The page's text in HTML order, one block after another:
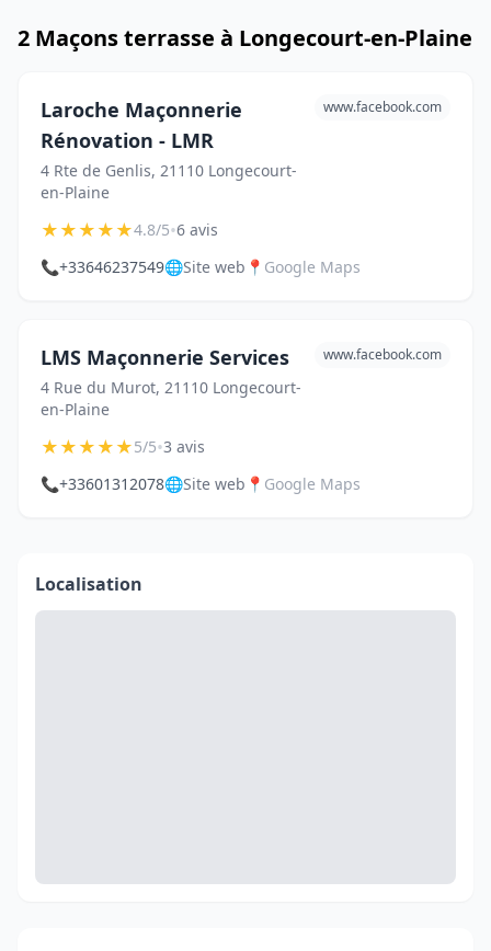
2 Maçons terrasse à Longecourt-en-Plaine
Laroche Maçonnerie
Rénovation - LMR
4 Rte de Genlis, 21110 Longecourt-
en-Plaine
www.facebook.com
★★★★★4.8/5•6 avis
📞+33646237549🌐Site web 📍 Google Maps
LMS Maçonnerie Services
4 Rue du Murot, 21110 Longecourt-
en-Plaine
www.facebook.com
★★★★★5/5•3 avis
📞+33601312078🌐Site web 📍 Google Maps
Localisation